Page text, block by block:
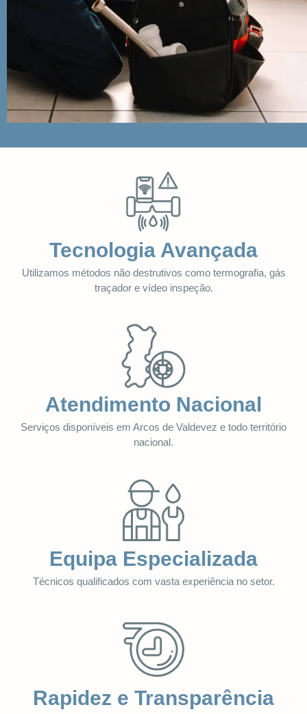
Tecnologia Avançada
Utilizamos métodos não destrutivos como termografia, gás
traçador e vídeo inspeção.
Atendimento Nacional
Serviços disponíveis em Arcos de Valdevez e todo território
nacional.
Equipa Especializada
Técnicos qualificados com vasta experiência no setor.
Rapidez e Transparência